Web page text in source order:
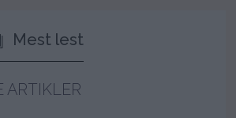
Mest lest
ARTIKLER